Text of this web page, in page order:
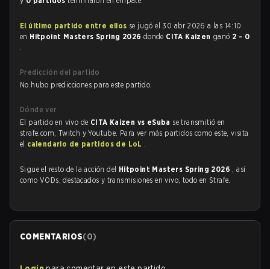
El último partido entre ellos se jugó el 30 abr 2026 a las 14:10
en Hitpoint Masters Spring 2026 donde CITA Kaizen ganó 2 - 0
.
Predicción del partido
No hubo predicciones para este partido.
Dónde ver
El partido en vivo de CITA Kaizen vs eSuba se transmitió en
strafe.com, Twitch y Youtube. Para ver más partidos como este, visita
el calendario de partidos de LoL .
Sigue el resto de la acción del Hitpoint Masters Spring 2026 , así
como VODs, destacados y transmisiones en vivo, todo en Strafe.
COMENTARIOS(0)